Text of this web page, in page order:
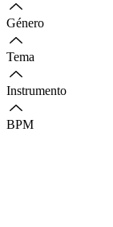
Género
Tema
Instrumento
BPM